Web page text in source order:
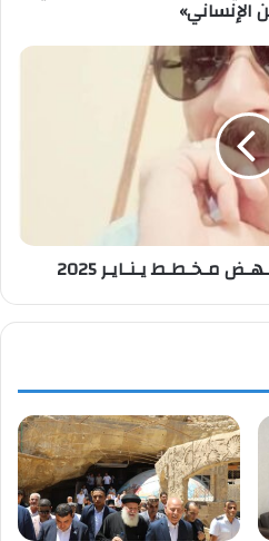
الإنساني»
مـخـطـط يـنـايـر 2025